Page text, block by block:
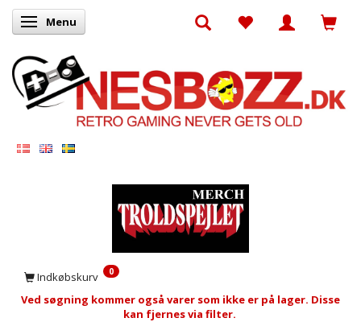
Skifte navigation
Menu
Indkøbskurv 0
Ved søgning kommer også varer som ikke er på lager. Disse
kan fjernes via filter.